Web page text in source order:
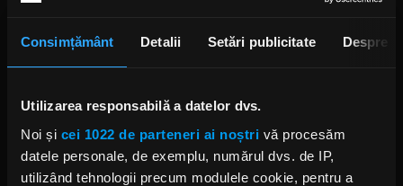
Consimțământ Detalii Setări publicitate Despre
Utilizarea responsabilă a datelor dvs.
Noi și cei 1022 de parteneri ai noștri vă procesăm
datele personale, de exemplu, numărul dvs. de IP,
utilizând tehnologii precum modulele cookie, pentru a
ascultă pe frecventele ROCK FM, de luni până
Alte podcasturi